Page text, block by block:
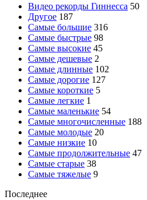
Видео рекорды Гиннесса 50
Другое 187
Самые большие 316
Самые быстрые 98
Самые высокие 45
Самые дешевые 2
Самые длинные 102
Самые дорогие 127
Самые короткие 5
Самые легкие 1
Самые маленькие 54
Самые многочисленные 188
Самые молодые 20
Самые низкие 10
Самые продолжительные 47
Самые старые 38
Самые тяжелые 9
Последнее